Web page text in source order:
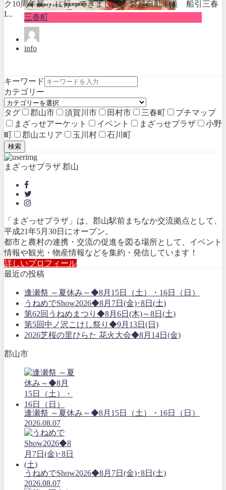
三春町
ク10周年展-」に行ってきました。 磐越自動車道 船引三春
I...
info
キーワード
カテゴリー
タグ 郡山市 須賀川市 田村市 三春町
プチマップ
まざっせアーケット
イベント まざっせプラザ
小野
町
郡山エリア 玉川村 石川町
検索
まざっせプラザ 郡山
「まざっせプラザ」は、郡山駅前まちなか交流拠点として、
平成21年5月30日にオープン。
都市と農村の連携・交流の促進を図る場所として、イベント
情報や観光・物産情報などを集約・発信しています！
詳しいプロフィール
最近の投稿
逢瀬祭 ～夏休み～◆8月15日（土）・16日（日）
うねめでShow2026◆8月7日(金)･8日(土)
第62回うねめまつり◆8月6日(木)～8日(土)
第5回中ノ沢こけし祭り◆9月13日(日)
2026芝桜の里ひらた 花火大会◆8月14日(金)
郡山市
逢瀬祭 ～夏休み～◆8月15日（土）・16日（日）
2026.08.07
うねめでShow2026◆8月7日(金)･8日(土)
2026.08.07